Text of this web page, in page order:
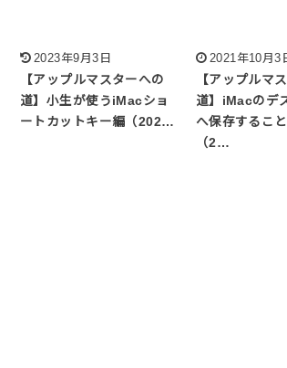
2023年9月3日
【アップルマスターへの
道】小生が使うiMacショ
ートカットキー編（202…
2021年10月3
【アップルマ
道】iMacのデ
へ保存するこ
（2…